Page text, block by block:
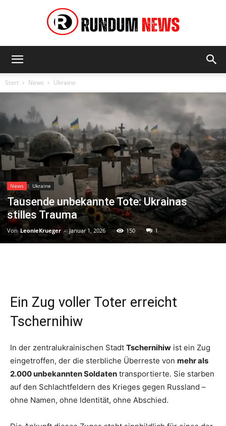
News
Start News Ukraine
News Ukraine
Tausende unbekannte Tote: Ukrainas
stilles Trauma
Von LeonieKrueger - Januar 1, 2026 150 1
Ein Zug voller Toter erreicht
Tschernihiw
In der zentralukrainischen Stadt Tschernihiw ist ein Zug
eingetroffen, der die sterbliche Überreste von mehr als
2.000 unbekannten Soldaten transportierte. Sie starben
auf den Schlachtfeldern des Krieges gegen Russland –
ohne Namen, ohne Identität, ohne Abschied.